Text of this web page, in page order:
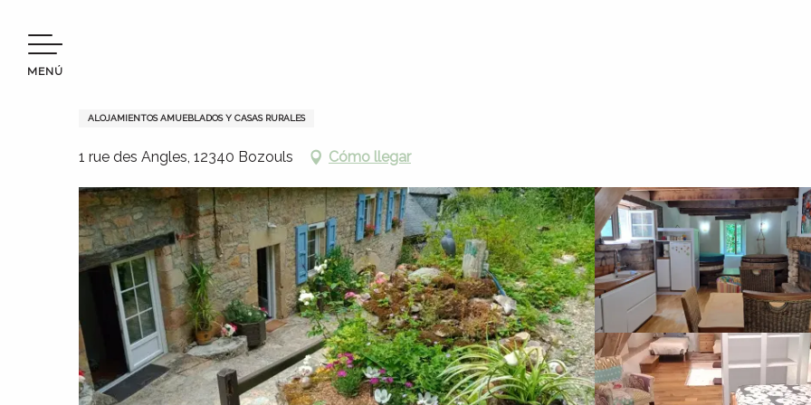
contenu
principal
MENÚ
ALOJAMIENTOS AMUEBLADOS Y CASAS RURALES
1 rue des Angles, 12340 Bozouls Cómo llegar